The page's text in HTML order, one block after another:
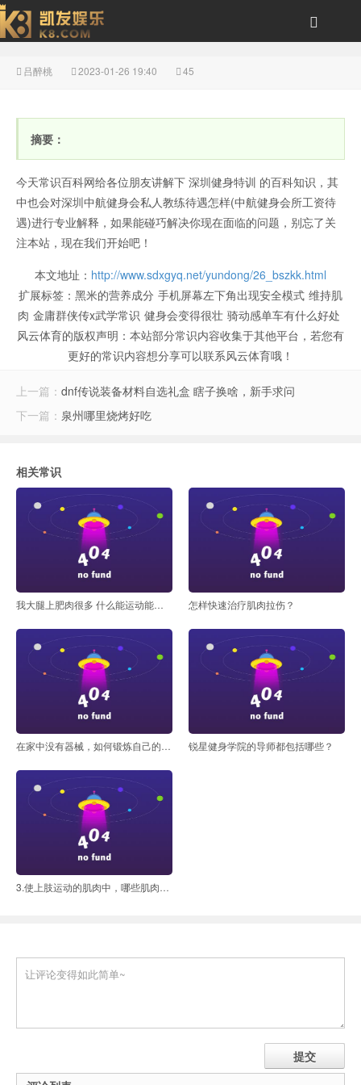
待遇怎样(中航健身会所
工资待遇)-风云体育
吕醉桃 2023-01-26 19:40 45
摘要：
今天常识百科网给各位朋友讲解下 深圳健身特训 的百科知识，其
中也会对深圳中航健身会私人教练待遇怎样(中航健身会所工资待
遇)进行专业解释，如果能碰巧解决你现在面临的问题，别忘了关
注本站，现在我们开始吧！
本文地址： http://www.sdxgyq.net/yundong/26_bszkk.html
扩展标签： 黑米的营养成分 手机屏幕左下角出现安全模式 维持肌
肉 金庸群侠传x武学常识 健身会变得很壮 骑动感单车有什么好处
风云体育的版权声明： 本站部分常识内容收集于其他平台，若您有
更好的常识内容想分享可以联系风云体育哦！
上一篇： dnf传说装备材料自选礼盒 瞎子换啥，新手求问
下一篇： 泉州哪里烧烤好吃
相关常识
我大腿上肥肉很多 什么能运动能快速减掉呢 怎样快速治疗肌肉拉伤？
在家中没有器械，如何锻炼自己的背部？ 锐星健身学院的导师都包括哪些？
3.使上肢运动的肌肉中，哪些肌肉在浅层？哪些肌肉位深层